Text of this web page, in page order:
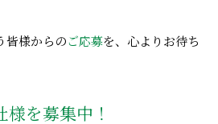
皆様からのご応募を、心よりお待ち
を募集中！